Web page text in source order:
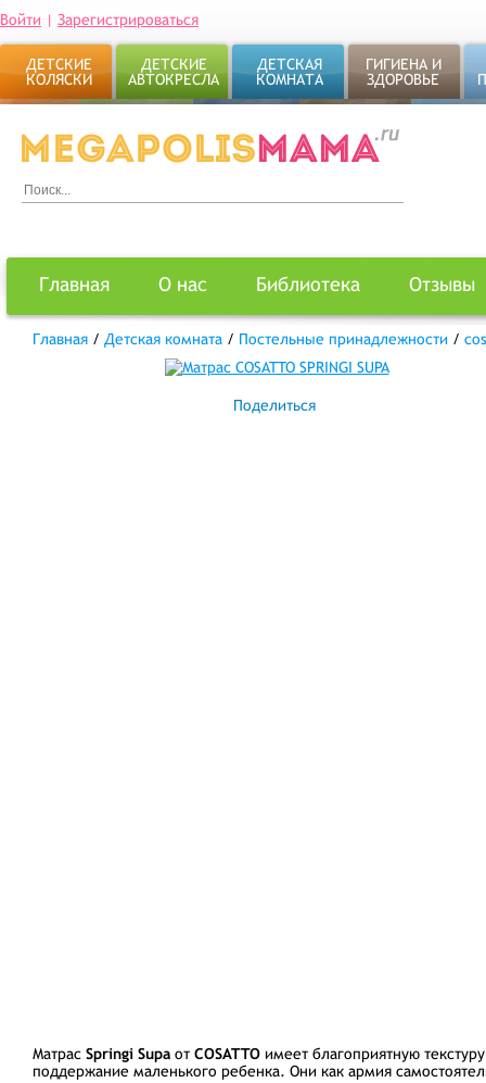
Войти | Зарегистрироваться
ДЕТСКИЕ
КОЛЯСКИ
ДЕТСКИЕ
АВТОКРЕСЛА
ДЕТСКАЯ
КОМНАТА
ГИГИЕНА И
ЗДОРОВЬЕ
Главная О нас Библиотека Отзывы
Главная / Детская комната / Постельные принадлежности /
Поделиться
Матрас Springi Supa от COSATTO имеет благоприятную
поддержание маленького ребенка. Они как армия